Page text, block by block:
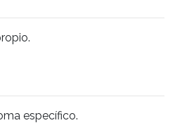
específico.